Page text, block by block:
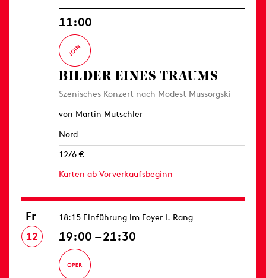
11:00
BILDER EINES TRAUMS
Szenisches Konzert nach Modest Mussorgski
von Martin Mutschler
Nord
12/6 €
Karten ab Vorverkaufsbeginn
Fr
12
18:15 Einführung im Foyer I. Rang
19:00 – 21:30